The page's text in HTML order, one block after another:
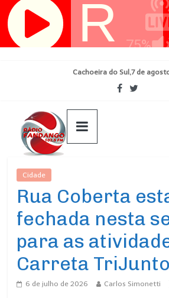
Pular
para
Cachoeira do Sul,7 de
Cidade
Rua Coberta
fechada nesta
para as
Carreta
6 de julho de 2026 Carlos Simonetti